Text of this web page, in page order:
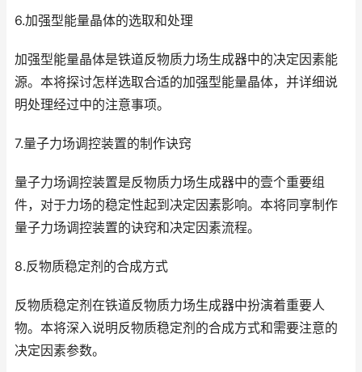
6.加强型能量晶体的选取和处理
加强型能量晶体是铁道反物质力场生成器中的决定因素能
源。本将探讨怎样选取合适的加强型能量晶体，并详细说
明处理经过中的注意事项。
7.量子力场调控装置的制作诀窍
量子力场调控装置是反物质力场生成器中的壹个重要组
件，对于力场的稳定性起到决定因素影响。本将同享制作
量子力场调控装置的诀窍和决定因素流程。
8.反物质稳定剂的合成方式
反物质稳定剂在铁道反物质力场生成器中扮演着重要人
物。本将深入说明反物质稳定剂的合成方式和需要注意的
决定因素参数。